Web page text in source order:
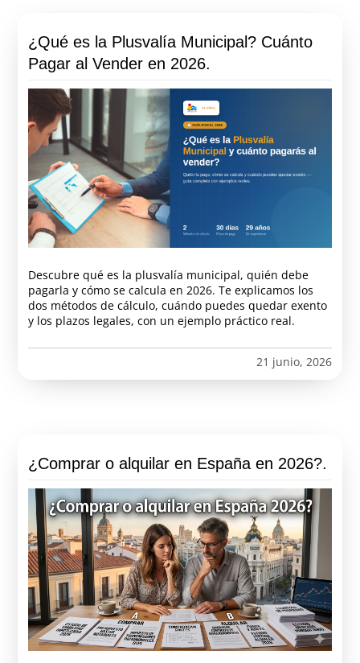
¿Qué es la Plusvalía Municipal? Cuánto
Pagar al Vender en 2026.
Descubre qué es la plusvalía municipal, quién debe
pagarla y cómo se calcula en 2026. Te explicamos los
dos métodos de cálculo, cuándo puedes quedar exento
y los plazos legales, con un ejemplo práctico real.
21 junio, 2026
¿Comprar o alquilar en España en 2026?.